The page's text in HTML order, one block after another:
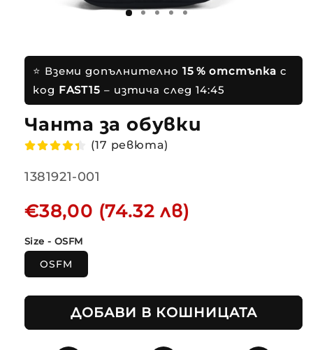
⭐ Вземи допълнително 15 % отстъпка с
код FAST15 – изтича след 14:45
Чанта за
(17 ревюта)
Translation
bg.products.product.sku:
1381921-001
Редовна
€38,00 (74.32 лв)
Size - OSFM
OSFM
ДОБАВИ В КОШНИЦАТА